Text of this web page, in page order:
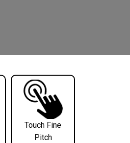
Touch Fine
Pitch